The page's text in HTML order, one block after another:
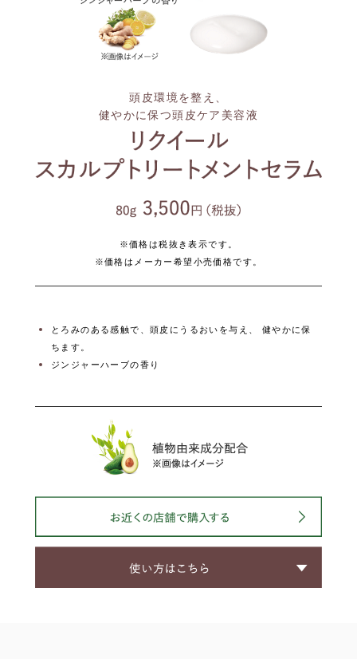
頭皮環境を整え、
健やかに保つ頭皮ケア美容液
※価格は税抜き表示です。
※価格はメーカー希望小売価格です。
とろみのある感触で、頭皮にうるおいを与え、 健やかに保
ちます。
ジンジャーハーブの香り